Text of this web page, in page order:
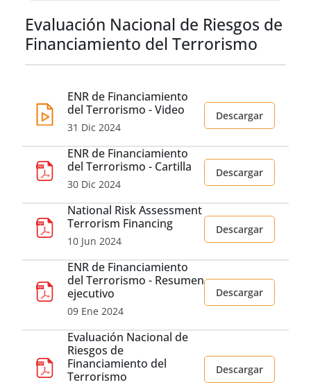
Evaluación Nacional de Riesgos de
Financiamiento del Terrorismo
ENR de Financiamiento
del Terrorismo - Video
31 Dic 2024
Descargar
ENR de Financiamiento
del Terrorismo - Cartilla
30 Dic 2024
Descargar
National Risk Assessment
Terrorism Financing
10 Jun 2024
Descargar
ENR de Financiamiento
del Terrorismo - Resumen
ejecutivo
09 Ene 2024
Descargar
Evaluación Nacional de
Riesgos de
Financiamiento del
Terrorismo
Descargar